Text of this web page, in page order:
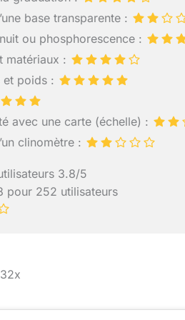
souhaitée.
l’aiguille
direction
base transparente :
ou phosphorescence :
matériaux :
et poids :
avec une carte (échelle) :
clinomètre :
3.8/5
pour 252 utilisateurs